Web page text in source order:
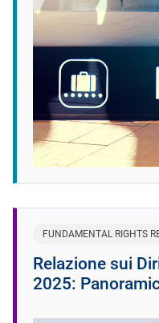
FUNDAMENTAL RIGHTS
Relazione sui
2025: